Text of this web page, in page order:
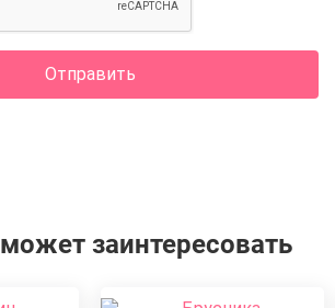
Отправить
заинтересовать